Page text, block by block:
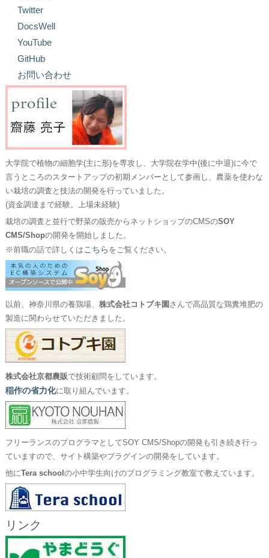
Twitter
DocsWell
YouTube
GitHub
お問い合わせ
大学院で植物の細胞学(主に形)を専攻し、大学院在学中(後に中退)に今で
言うところのスタートアップの初期メンバーとして参画し、農薬を使わな
い栽培の調査と技法の開発を行っていました。
(資金調達まで経験。上場未経験)
栽培の調査と並行で野菜の販売からネットショップのCMSのSOY
CMS/Shopの開発を開始しました。
※前職の話で詳しくはこちら をご覧ください。
以前、神奈川県の養鶏場、 株式会社コトブキ園 さんで高品質な鶏糞堆肥の
製造に関わらせていただきました。
株式会社京都農販で技術顧問をしています。
稲作の省力化に取り組んでいます。
フリーランスのプログラマとしてSOY CMS/Shopの開発も引き続き行っ
ていますので、サイト構築やプラグインの開発をしています。
他にTera school の小中学生向けのプログラミング教室で教えています。
リンク